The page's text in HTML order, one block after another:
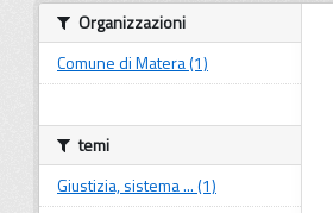
Organizzazioni
Comune di Matera (1)
temi
Giustizia, sistema ... (1)